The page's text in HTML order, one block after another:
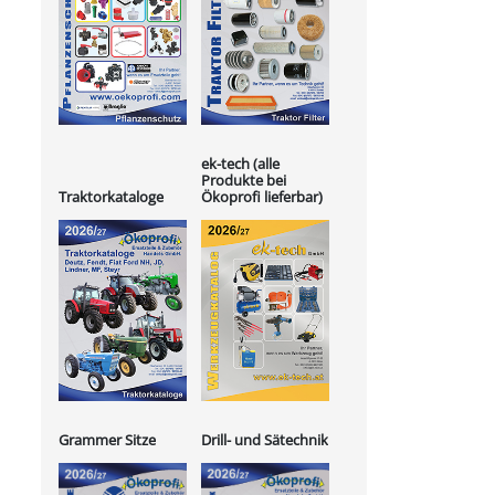
Traktorkataloge
ek-tech (alle
Produkte bei
Ökoprofi lieferbar)
Grammer Sitze Drill- und Sätechnik